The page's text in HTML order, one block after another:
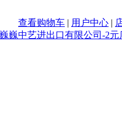
查看购物车 | 用户中心 |